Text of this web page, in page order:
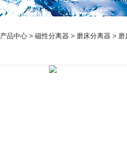
产品中心 > 磁性分离器 > 磨床分离器 > 磨